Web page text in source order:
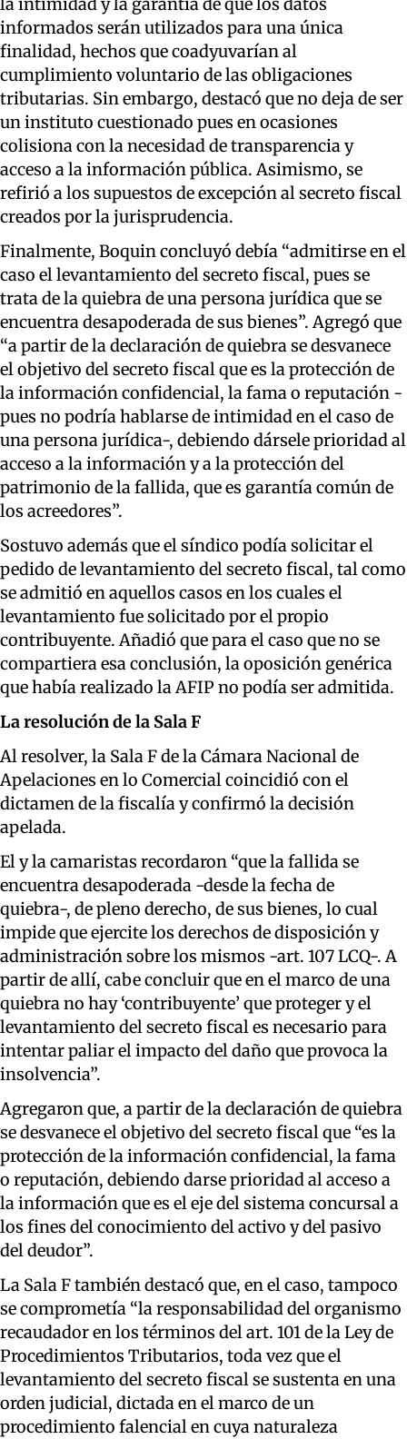
la intimidad y la garantía de que los datos
informados serán utilizados para una única
finalidad, hechos que coadyuvarían al
cumplimiento voluntario de las obligaciones
tributarias. Sin embargo, destacó que no deja de ser
un instituto cuestionado pues en ocasiones
colisiona con la necesidad de transparencia y
acceso a la información pública. Asimismo, se
refirió a los supuestos de excepción al secreto fiscal
creados por la jurisprudencia.
Finalmente, Boquin concluyó debía “admitirse en el
caso el levantamiento del secreto fiscal, pues se
trata de la quiebra de una persona jurídica que se
encuentra desapoderada de sus bienes”. Agregó que
“a partir de la declaración de quiebra se desvanece
el objetivo del secreto fiscal que es la protección de
la información confidencial, la fama o reputación -
pues no podría hablarse de intimidad en el caso de
una persona jurídica-, debiendo dársele prioridad al
acceso a la información y a la protección del
patrimonio de la fallida, que es garantía común de
los acreedores”.
Sostuvo además que el síndico podía solicitar el
pedido de levantamiento del secreto fiscal, tal como
se admitió en aquellos casos en los cuales el
levantamiento fue solicitado por el propio
contribuyente. Añadió que para el caso que no se
compartiera esa conclusión, la oposición genérica
que había realizado la AFIP no podía ser admitida.
La resolución de la Sala F
Al resolver, la Sala F de la Cámara Nacional de
Apelaciones en lo Comercial coincidió con el
dictamen de la fiscalía y confirmó la decisión
apelada.
El y la camaristas recordaron “que la fallida se
encuentra desapoderada -desde la fecha de
quiebra-, de pleno derecho, de sus bienes, lo cual
impide que ejercite los derechos de disposición y
administración sobre los mismos -art. 107 LCQ-. A
partir de allí, cabe concluir que en el marco de una
quiebra no hay ‘contribuyente’ que proteger y el
levantamiento del secreto fiscal es necesario para
intentar paliar el impacto del daño que provoca la
insolvencia”.
Agregaron que, a partir de la declaración de quiebra
se desvanece el objetivo del secreto fiscal que “es la
protección de la información confidencial, la fama
o reputación, debiendo darse prioridad al acceso a
la información que es el eje del sistema concursal a
los fines del conocimiento del activo y del pasivo
del deudor”.
La Sala F también destacó que, en el caso, tampoco
se comprometía “la responsabilidad del organismo
recaudador en los términos del art. 101 de la Ley de
Procedimientos Tributarios, toda vez que el
levantamiento del secreto fiscal se sustenta en una
orden judicial, dictada en el marco de un
procedimiento falencial en cuya naturaleza